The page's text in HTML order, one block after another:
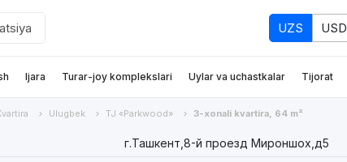
UZS USD
Ijara Turar-joy komplekslari Uylar va uchastkalar Tijorat
Ulugbek TJ «Parkwood» 3-xonali kvartira, 64 m²
г.Ташкент,8-й проезд Мироншох,д5